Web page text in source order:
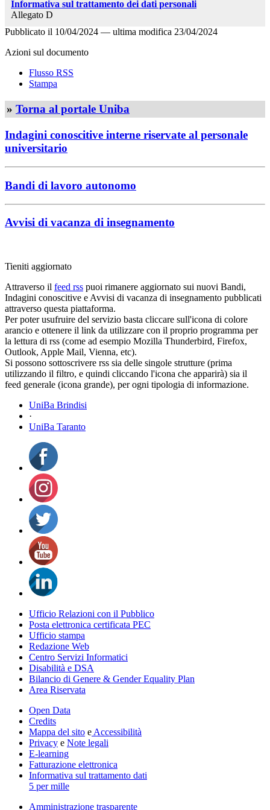
Informativa sul trattamento dei dati personali
Allegato D
Pubblicato il 10/04/2024 — ultima modifica 23/04/2024
Azioni sul documento
Flusso RSS
Stampa
» Torna al portale Uniba
Indagini conoscitive interne riservate al personale
universitario
Bandi di lavoro autonomo
Avvisi di vacanza di insegnamento
Tieniti aggiornato
Attraverso il feed rss puoi rimanere aggiornato sui nuovi Bandi,
Indagini conoscitive e Avvisi di vacanza di insegnamento pubblicati
attraverso questa piattaforma.
Per poter usufruire del servizio basta cliccare sull'icona di colore
arancio e ottenere il link da utilizzare con il proprio programma per
la lettura di rss (come ad esempio Mozilla Thunderbird, Firefox,
Outlook, Apple Mail, Vienna, etc).
Si possono sottoscrivere rss sia delle singole strutture (prima
utilizzando il filtro, e quindi cliccando l'icona che apparirà) sia il
feed generale (icona grande), per ogni tipologia di informazione.
UniBa Brindisi
·
UniBa Taranto
Ufficio Relazioni con il Pubblico
Posta elettronica certificata PEC
Ufficio stampa
Redazione Web
Centro Servizi Informatici
Disabilità e DSA
Bilancio di Genere & Gender Equality Plan
Area Riservata
Open Data
Credits
Mappa del sito e Accessibilità
Privacy e Note legali
E-learning
Fatturazione elettronica
Informativa sul trattamento dati
5 per mille
Amministrazione trasparente